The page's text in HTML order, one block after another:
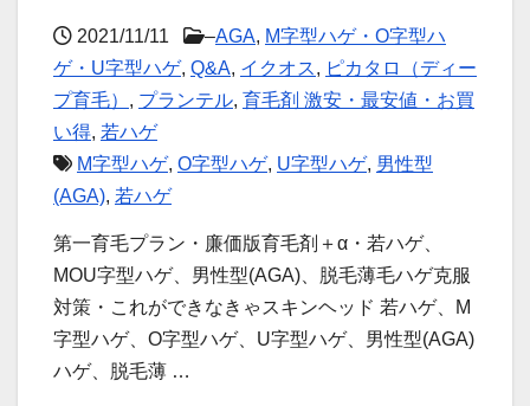
2021/11/11 –AGA, M字型ハゲ・O字型ハ
ゲ・U字型ハゲ, Q&A, イクオス, ピカタロ（ディー
プ育毛） , プランテル, 育毛剤 激安・最安値・お買
い得, 若ハゲ
M字型ハゲ, O字型ハゲ, U字型ハゲ, 男性型
(AGA), 若ハゲ
第一育毛プラン・廉価版育毛剤＋α・若ハゲ、
MOU字型ハゲ、男性型(AGA)、脱毛薄毛ハゲ克服
対策・これができなきゃスキンヘッド 若ハゲ、M
字型ハゲ、O字型ハゲ、U字型ハゲ、男性型(AGA)
ハゲ、脱毛薄 …